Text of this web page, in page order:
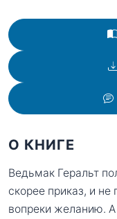
О КНИГЕ
Ведьмак Геральт
скорее приказ, и
вопреки желанию. А